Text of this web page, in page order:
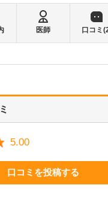
医師 口コミ(
5.00
口コミを投稿する